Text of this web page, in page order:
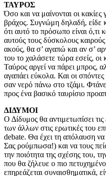
ΤΑΥΡΟΣ
Όσο και να μαίνονται οι
βράχος. Συγνώμη δηλαδή, είδε
ότι αυτό το πρόσωπο είναι ό,τι
αυτούς τους δύσκολους
ακούς, θα σ’ αγαπώ και αν σ’
του το χαλάσετε τώρα εσείς, οι
Ταύρος αργεί να πάρει μπρος,
αγαπάει εύκολα. Και οι
σαν νερό πάνω στο τζάμι.
προς ένα βασικό ταυρίσιο
ΔΙΔΥΜΟΙ
Ο Δίδυμος θα αντιμετωπίσει
των άλλων στις ερωτικές του
debate. Θα έχει τη απόλαυση να
Σας ρούμπωσα!) και να τους
την ποιότητα της σχέσης του,
που θα ζήλευε ο πιο
επηρεάζεται συναισθηματικά,